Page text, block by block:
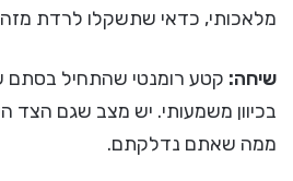
מלאכותי, כדאי שתשקלו לרדת
שיחה: קטע רומנטי שהתחיל בסתם
בכיוון משמעותי. יש מצב שגם הצד
ממה שאתם נדלקתם.